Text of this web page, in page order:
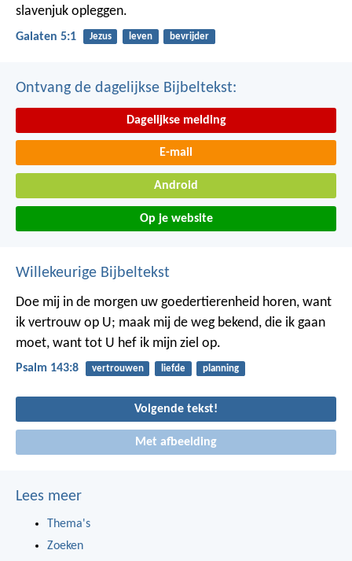
slavenjuk opleggen.
Galaten 5:1 Jezus leven bevrijder
Ontvang de dagelijkse Bijbeltekst:
Dagelijkse melding
E-mail
Android
Op je website
Willekeurige Bijbeltekst
Doe mij in de morgen uw goedertierenheid horen, want
ik vertrouw op U; maak mij de weg bekend, die ik gaan
moet, want tot U hef ik mijn ziel op.
Psalm 143:8 vertrouwen liefde planning
Volgende tekst!
Met afbeelding
Lees meer
Thema's
Zoeken